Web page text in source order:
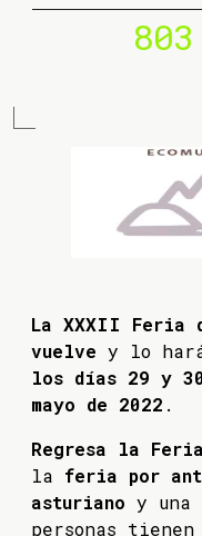
La XXXII Feria
vuelve y lo
los días 29 y
mayo de 2022 .
Regresa la
la feria por
asturiano y una
personas